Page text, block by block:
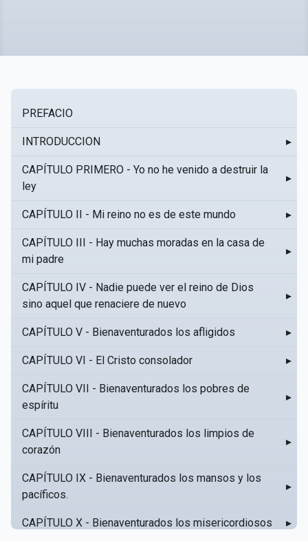
PREFACIO
INTRODUCCION ▸
CAPÍTULO PRIMERO - Yo no he venido a destruir la
ley
▸
CAPÍTULO II - Mi reino no es de este mundo ▸
CAPÍTULO III - Hay muchas moradas en la casa de
mi padre
▸
CAPÍTULO IV - Nadie puede ver el reino de Dios
sino aquel que renaciere de nuevo
▸
CAPÍTULO V - Bienaventurados los afligidos ▸
CAPÍTULO VI - El Cristo consolador ▸
CAPÍTULO VII - Bienaventurados los pobres de
espíritu
▸
CAPÍTULO VIII - Bienaventurados los limpios de
corazón
▸
CAPÍTULO IX - Bienaventurados los mansos y los
pacíficos.
▸
CAPÍTULO X - Bienaventurados los misericordiosos ▸